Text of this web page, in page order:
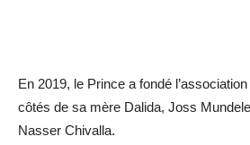
En 2019, le Prince a fondé
côtés de sa mère Dalida, Joss
Nasser Chivalla.